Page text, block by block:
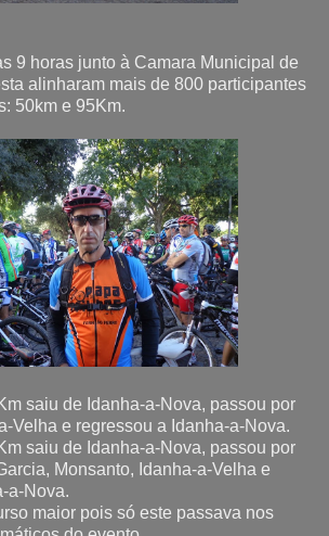
9 horas junto à Camara Municipal de
alinharam mais de 800 participantes
50km e 95Km.
saiu de Idanha-a-Nova, passou por
Velha e regressou a Idanha-a-Nova.
saiu de Idanha-a-Nova, passou por
Monsanto, Idanha-a-Velha e
a-Nova.
maior pois só este passava nos